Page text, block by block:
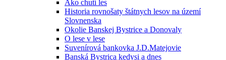
Ako chutí les
Historia rovnošaty štátnych lesov na území
Slovnenska
Okolie Banskej Bystrice a Donovaly
O lese v lese
Suvenírová bankovka J.D.Matejovie
Banská Bystrica kedysi a dnes